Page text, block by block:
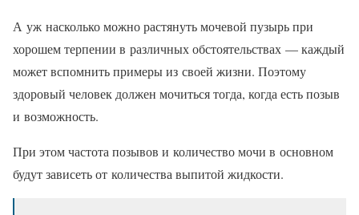
А уж насколько можно растянуть мочевой пузырь при
хорошем терпении в различных обстоятельствах — каждый
может вспомнить примеры из своей жизни. Поэтому
здоровый человек должен мочиться тогда, когда есть позыв
и возможность.
При этом частота позывов и количество мочи в основном
будут зависеть от количества выпитой жидкости.